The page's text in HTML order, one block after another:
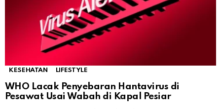
KESEHATAN LIFESTYLE
WHO Lacak Penyebaran Hantavirus di
Pesawat Usai Wabah di Kapal Pesiar